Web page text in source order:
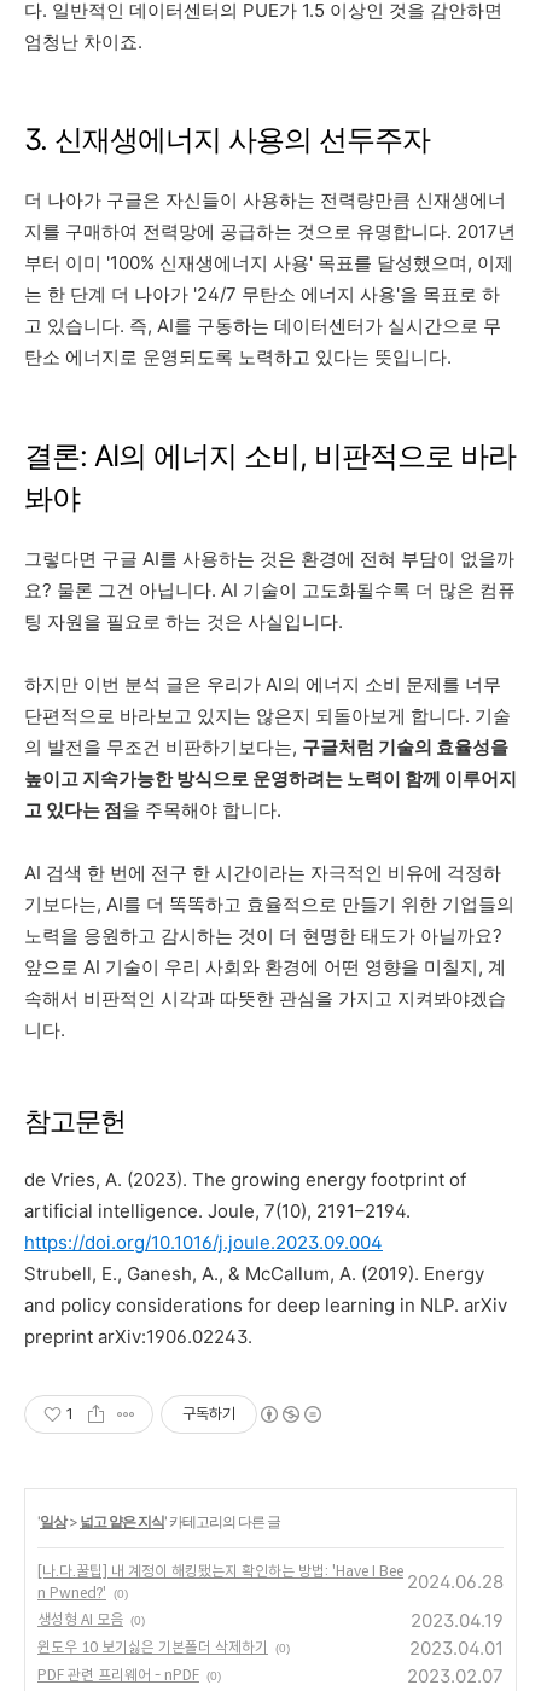
다. 일반적인 데이터센터의 PUE가 1.5 이상인 것을 감안하면
엄청난 차이죠.
3. 신재생에너지 사용의 선두주자
더 나아가 구글은 자신들이 사용하는 전력량만큼 신재생에너
지를 구매하여 전력망에 공급하는 것으로 유명합니다. 2017년
부터 이미 '100% 신재생에너지 사용' 목표를 달성했으며, 이제
는 한 단계 더 나아가 '24/7 무탄소 에너지 사용'을 목표로 하
고 있습니다. 즉, AI를 구동하는 데이터센터가 실시간으로 무
탄소 에너지로 운영되도록 노력하고 있다는 뜻입니다.
결론: AI의 에너지 소비, 비판적으로 바라
봐야
그렇다면 구글 AI를 사용하는 것은 환경에 전혀 부담이 없을까
요? 물론 그건 아닙니다. AI 기술이 고도화될수록 더 많은 컴퓨
팅 자원을 필요로 하는 것은 사실입니다.
하지만 이번 분석 글은 우리가 AI의 에너지 소비 문제를 너무
단편적으로 바라보고 있지는 않은지 되돌아보게 합니다. 기술
의 발전을 무조건 비판하기보다는, 구글처럼 기술의 효율성을
높이고 지속가능한 방식으로 운영하려는 노력이 함께 이루어지
고 있다는 점을 주목해야 합니다.
AI 검색 한 번에 전구 한 시간이라는 자극적인 비유에 걱정하
기보다는, AI를 더 똑똑하고 효율적으로 만들기 위한 기업들의
노력을 응원하고 감시하는 것이 더 현명한 태도가 아닐까요?
앞으로 AI 기술이 우리 사회와 환경에 어떤 영향을 미칠지, 계
속해서 비판적인 시각과 따뜻한 관심을 가지고 지켜봐야겠습
니다.
참고문헌
de Vries, A. (2023). The growing energy footprint of
artificial intelligence. Joule, 7(10), 2191–2194.
https://doi.org/10.1016/j.joule.2023.09.004
Strubell, E., Ganesh, A., & McCallum, A. (2019). Energy
and policy considerations for deep learning in NLP. arXiv
preprint arXiv:1906.02243.
1 구독하기
'일상> 넓고 얕은 지식' 카테고리의 다른 글
[나.다.꿀팁] 내 계정이 해킹됐는지 확인하는 방법: 'Have I Bee
n Pwned?'
(0)
2024.06.28
생성형 AI 모음 (0) 2023.04.19
윈도우 10 보기싫은 기본폴더 삭제하기 (0) 2023.04.01
PDF 관련 프리웨어 - nPDF (0) 2023.02.07